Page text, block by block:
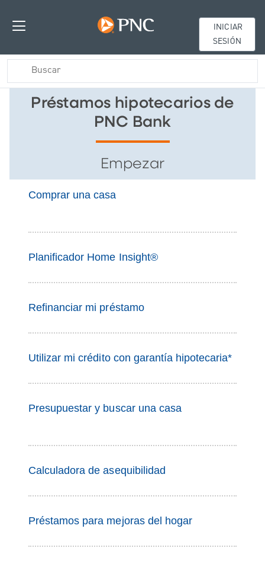
INICIAR
SESIÓN
Préstamos hipotecarios de
PNC Bank
Empezar
Comprar una casa
Planificador Home Insight®
Refinanciar mi préstamo
Utilizar mi crédito con garantía hipotecaria*
Presupuestar y buscar una casa
Calculadora de asequibilidad
Préstamos para mejoras del hogar